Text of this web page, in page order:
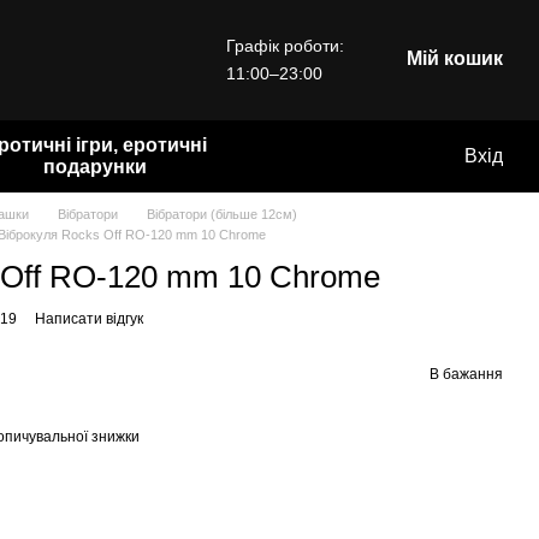
Графік роботи:
11:00–23:00
Мій кошик
ігри, еротичні
подарунки
Вхід
Вібратори
Вібратори (більше 12см)
Віброкуля Rocks Off RO-120 mm 10 Chrome
RO-120 mm 10 Chrome
Написати відгук
В бажання
знижки